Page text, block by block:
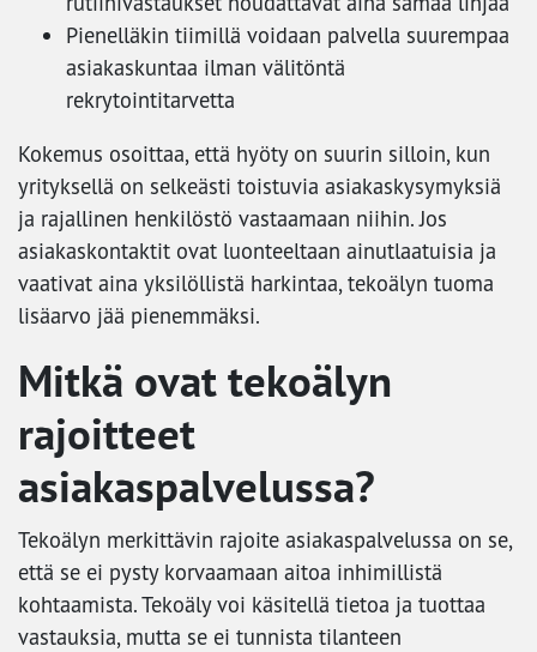
Pienelläkin tiimillä voidaan palvella suurempaa
asiakaskuntaa ilman välitöntä
rekrytointitarvetta
Kokemus osoittaa, että hyöty on suurin silloin, kun
yrityksellä on selkeästi toistuvia asiakaskysymyksiä
ja rajallinen henkilöstö vastaamaan niihin. Jos
asiakaskontaktit ovat luonteeltaan ainutlaatuisia ja
vaativat aina yksilöllistä harkintaa, tekoälyn tuoma
lisäarvo jää pienemmäksi.
Mitkä ovat tekoälyn
rajoitteet
asiakaspalvelussa?
Tekoälyn merkittävin rajoite asiakaspalvelussa on se,
että se ei pysty korvaamaan aitoa inhimillistä
kohtaamista. Tekoäly voi käsitellä tietoa ja tuottaa
vastauksia, mutta se ei tunnista tilanteen